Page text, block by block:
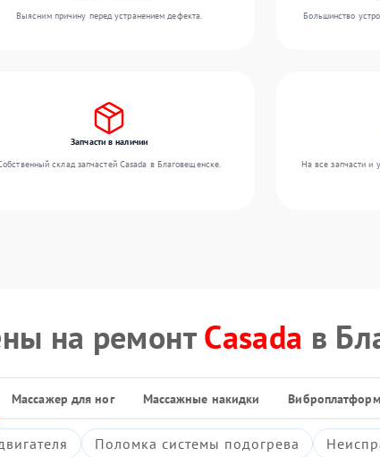
Выясним причину перед устранением дефекта.
Большинство
Запчасти в наличии
склад запчастей Casada в Благовещенске.
На все запчасти и
на ремонтCasada в
Массажер для ног Массажные накидки
Поломка системы подогрева